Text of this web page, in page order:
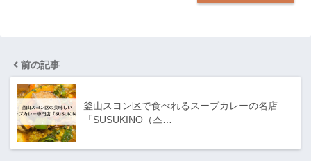
前の記事
釜山スヨン区で食べれるスープカレーの名店
「SUSUKINO（스…